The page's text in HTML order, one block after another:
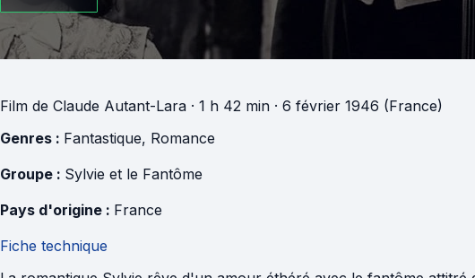
Film de Claude Autant-Lara · 1 h 42 min · 6 février 1946 (France)
Genres : Fantastique, Romance
Groupe : Sylvie et le Fantôme
Pays d'origine : France
Fiche technique